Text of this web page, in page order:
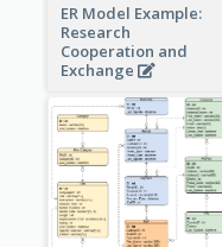
ER Model Example:
Research
Cooperation and
Exchange